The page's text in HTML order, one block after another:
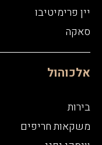
יין פרימיטיבו
סאקה
אלכוהול
בירות
משקאות חריפים